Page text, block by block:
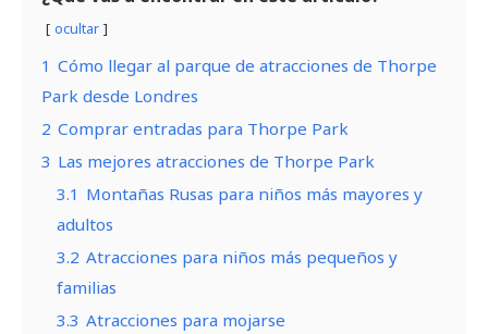
ocultar
1 Cómo llegar al parque de atracciones de Thorpe
Park desde Londres
2 Comprar entradas para Thorpe Park
3 Las mejores atracciones de Thorpe Park
3.1 Montañas Rusas para niños más mayores y
adultos
3.2 Atracciones para niños más pequeños y
familias
3.3 Atracciones para mojarse